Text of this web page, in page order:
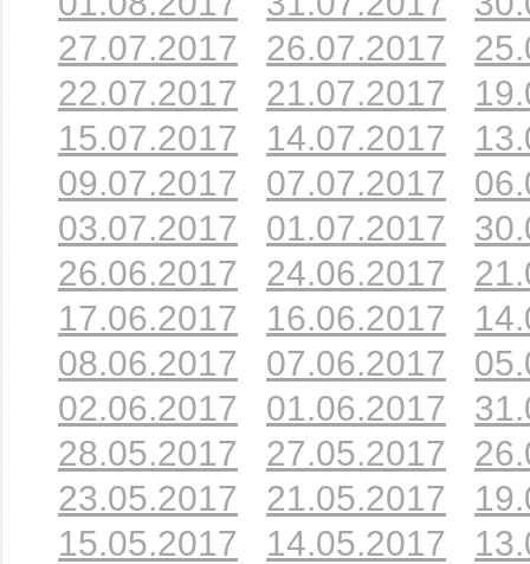
27.07.2017
26.07.2017
22.07.2017
21.07.2017
15.07.2017
14.07.2017
09.07.2017
07.07.2017
03.07.2017
01.07.2017
26.06.2017
24.06.2017
17.06.2017
16.06.2017
08.06.2017
07.06.2017
02.06.2017
01.06.2017
28.05.2017
27.05.2017
23.05.2017
21.05.2017
15.05.2017
14.05.2017